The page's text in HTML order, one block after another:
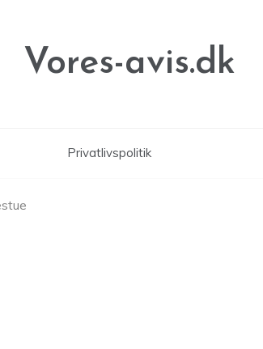
Vores-avis.dk
Privatlivspolitik